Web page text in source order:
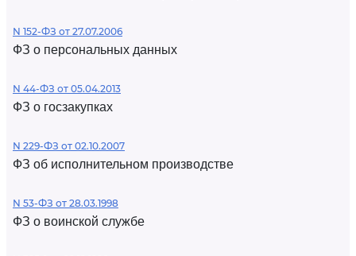
N 152-ФЗ от 27.07.2006
ФЗ о персональных данных
N 44-ФЗ от 05.04.2013
ФЗ о госзакупках
N 229-ФЗ от 02.10.2007
ФЗ об исполнительном производстве
N 53-ФЗ от 28.03.1998
ФЗ о воинской службе